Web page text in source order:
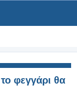
φεγγάρι θα